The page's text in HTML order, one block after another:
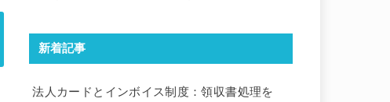
新着記事
法人カードとインボイス制度：領収書処理を